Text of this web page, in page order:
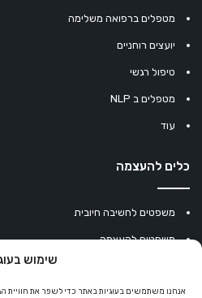
שימוש
אנחנו משתמשים בעוגיות באתר כדי לשפר את
מטפלים ברפואה משלימה
יועצים רוחניים
טיפול רגשי
מטפלים ב NLP
עוד
כלים להעצמה
משפטים לחשיבה חיובית
משפטים להעצמה
מחשבון נומרולוגיה